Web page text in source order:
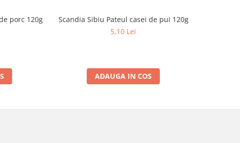
porc 120g
Scandia Sibiu Pateul casei de pui 120g
5,10 Lei
ADAUGA IN COS